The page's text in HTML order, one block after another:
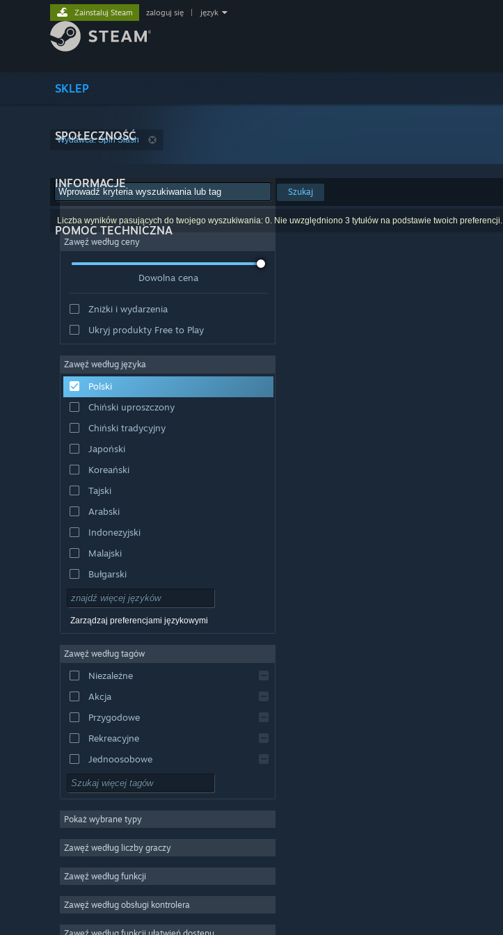
SKLEP
SPOŁECZNOŚĆ
INFORMACJE
POMOC TECHNICZNA
Zainstaluj Steam zaloguj się język
Wydawca: Spin Slash
Szukaj
Liczba wyników pasujących do twojego wyszukiwania: 0. Nie uwzględniono 3 tytułów na podstawie twoich preferencji.
Zawęź według ceny
Dowolna cena
Zniżki i wydarzenia
Ukryj produkty Free to Play
Zawęź według języka
Polski
Chiński uproszczony
Chiński tradycyjny
Japoński
Koreański
Tajski
Arabski
Indonezyjski
Malajski
Bułgarski
Czeski
Duński
Angielski
Hiszpański
Hiszpański latynoamerykański
Zarządzaj preferencjami językowymi
Zawęź według tagów
Niezależne
Akcja
Przygodowe
Rekreacyjne
Jednoosobowe
Symulatory
Strategiczne
2D
Free to Play
Pokaż wybrane typy
Zawęź według liczby graczy
Zawęź według funkcji
Zawęź według obsługi kontrolera